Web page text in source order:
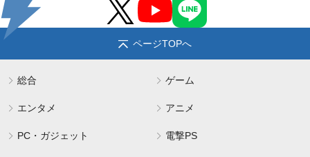
ページTOPへ
総合 ゲーム
エンタメ アニメ
PC・ガジェット 電撃PS